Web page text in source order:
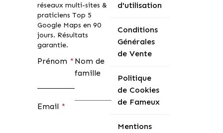
réseaux multi-sites &
praticiens Top 5
Google Maps en 90
jours. Résultats
garantie.
Prénom * Nom de
famille
Email *
d'utilisation
Conditions
Générales
de Vente
Politique
de Cookies
de Fameux
Mentions